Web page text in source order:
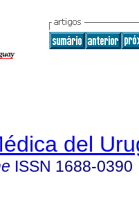
del
ISSN 1688-0390